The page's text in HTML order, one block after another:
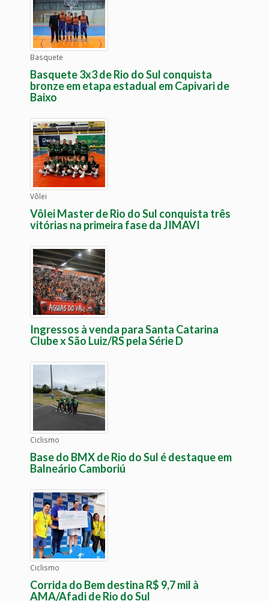
Basquete
Basquete 3x3 de Rio do Sul conquista
bronze em etapa estadual em Capivari de
Baixo
Vôlei
Vôlei Master de Rio do Sul conquista três
vitórias na primeira fase da JIMAVI
Ingressos à venda para Santa Catarina
Clube x São Luiz/RS pela Série D
Ciclismo
Base do BMX de Rio do Sul é destaque em
Balneário Camboriú
Ciclismo
Corrida do Bem destina R$ 9,7 mil à
AMA/Afadi de Rio do Sul